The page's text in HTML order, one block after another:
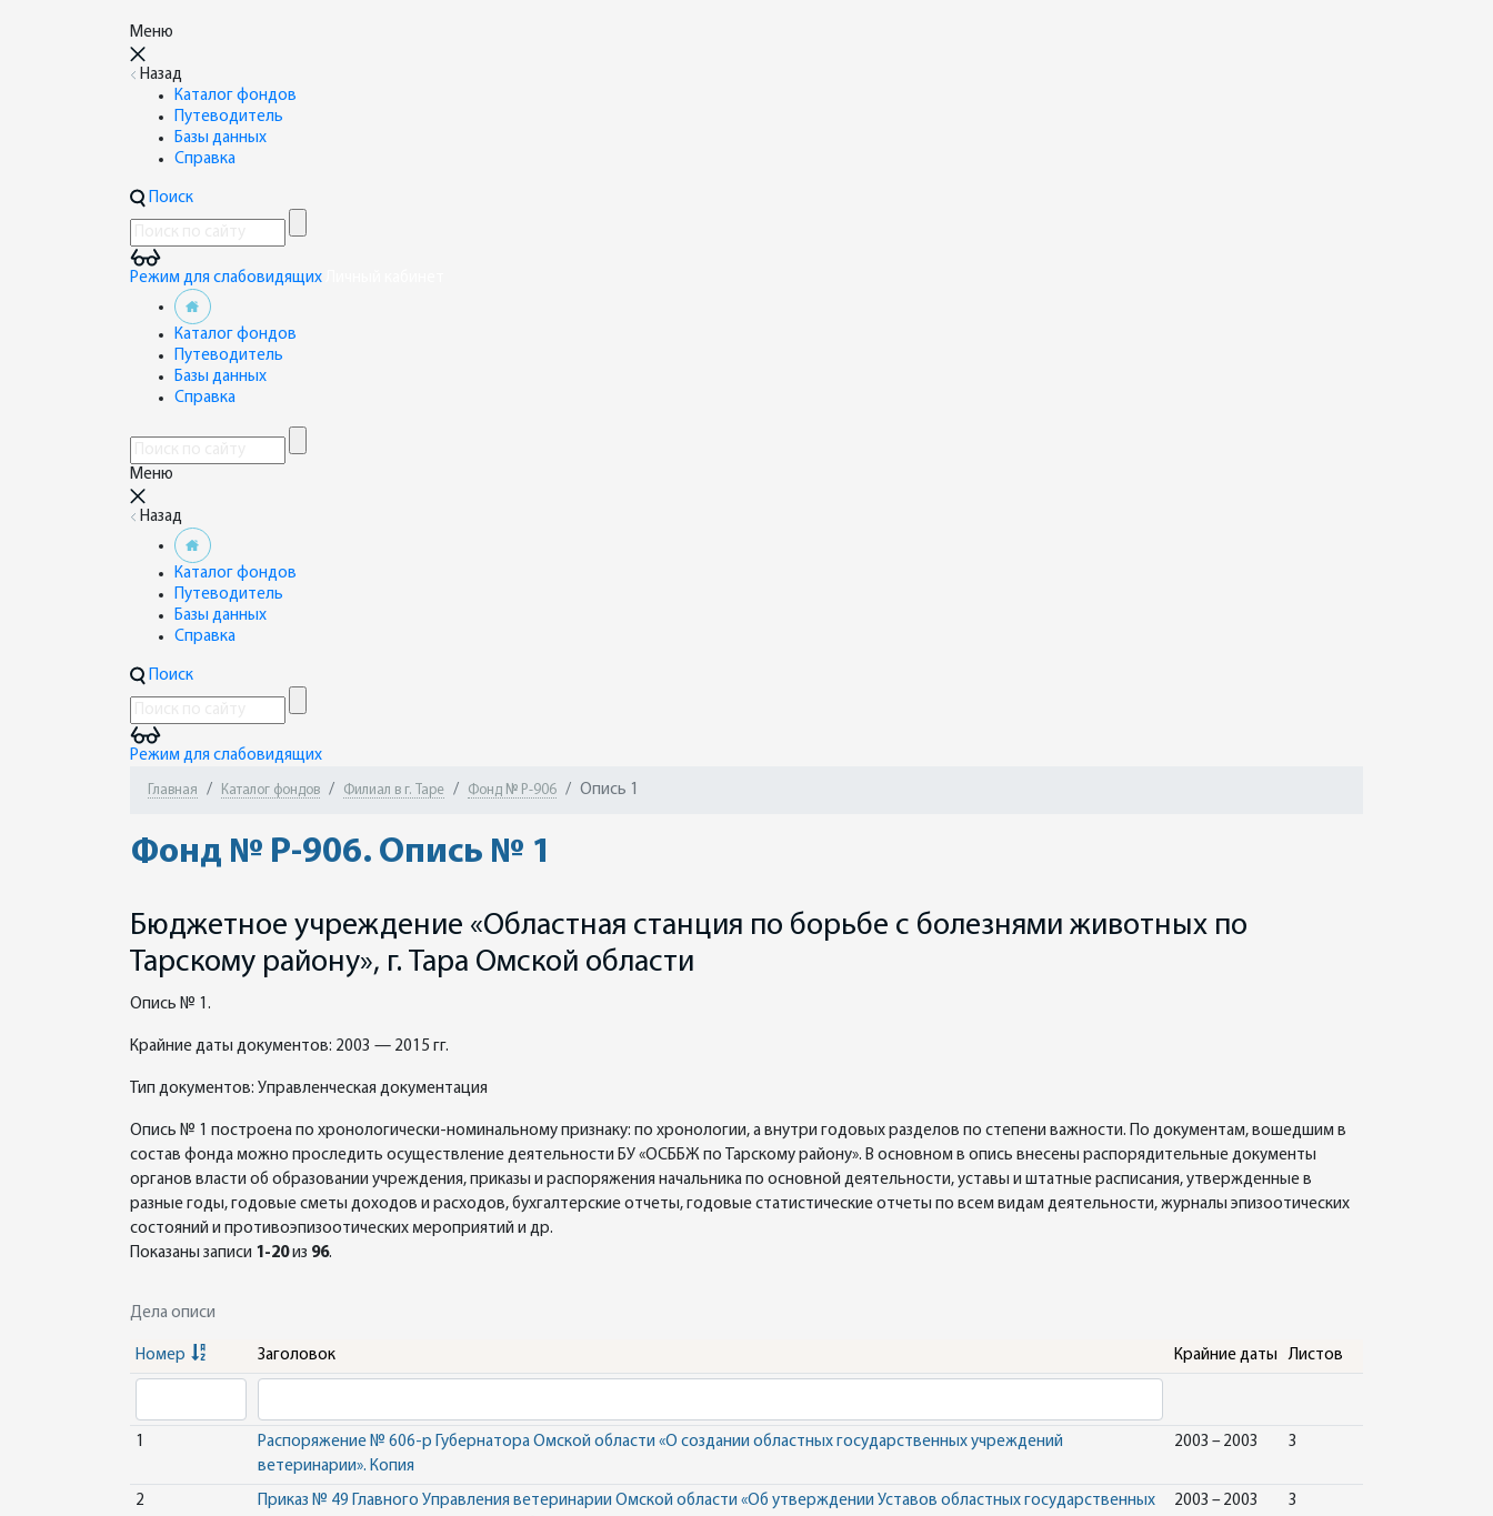
Меню
Назад
Каталог фондов
Путеводитель
Базы данных
Справка
Поиск
Режим для слабовидящих
Каталог фондов
Путеводитель
Базы данных
Справка
Меню
Назад
Каталог фондов
Путеводитель
Базы данных
Справка
Поиск
Режим для слабовидящих
Главная Каталог фондов Филиал в г. Таре Фонд № Р-906 Опись 1
Фонд № Р-906. Опись № 1
Бюджетное учреждение «Областная станция по борьбе с болезнями животных по
Тарскому району», г. Тара Омской области
Опись № 1.
Крайние даты документов: 2003 — 2015 гг.
Тип документов: Управленческая документация
Опись № 1 построена по хронологически-номинальному признаку: по хронологии, а внутри годовых разделов по степени важности. По документам, вошедшим в
состав фонда можно проследить осуществление деятельности БУ «ОСББЖ по Тарскому району». В основном в опись внесены распорядительные документы
органов власти об образовании учреждения, приказы и распоряжения начальника по основной деятельности, уставы и штатные расписания, утвержденные в
разные годы, годовые сметы доходов и расходов, бухгалтерские отчеты, годовые статистические отчеты по всем видам деятельности, журналы эпизоотических
состояний и противоэпизоотических мероприятий и др.
Показаны записи 1-20из 96.
Дела описи
Номер Заголовок Крайние даты Листов
1
Распоряжение № 606-р Губернатора Омской области «О создании областных государственных учреждений
ветеринарии». Копия
2003 – 2003 3
2
Приказ № 49 Главного Управления ветеринарии Омской области «Об утверждении Уставов областных государственных
2003 – 2003 3